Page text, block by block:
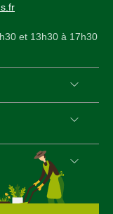
et 13h30 à 17h30